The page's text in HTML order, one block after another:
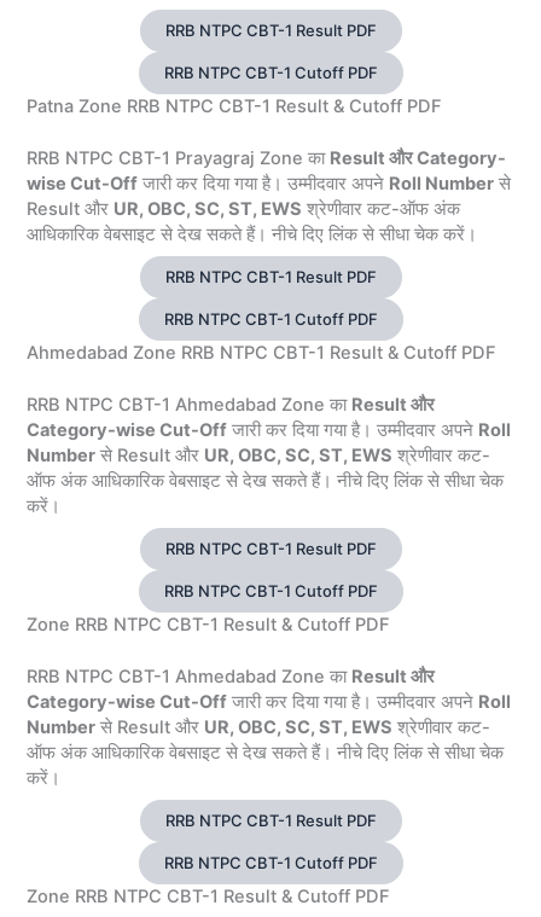
RRB NTPC CBT-1 Result PDF
RRB NTPC CBT-1 Cutoff PDF
Patna Zone RRB NTPC CBT-1 Result & Cutoff PDF
RRB NTPC CBT-1 Prayagraj Zone का Result और Category-
wise Cut-Off जारी कर दिया गया है। उम्मीदवार अपने Roll Number से
Result और UR, OBC, SC, ST, EWS श्रेणीवार कट-ऑफ अंक
आधिकारिक वेबसाइट से देख सकते हैं। नीचे दिए लिंक से सीधा चेक करें।
RRB NTPC CBT-1 Result PDF
RRB NTPC CBT-1 Cutoff PDF
Ahmedabad Zone RRB NTPC CBT-1 Result & Cutoff PDF
RRB NTPC CBT-1 Ahmedabad Zone का Result और
Category-wise Cut-Off जारी कर दिया गया है। उम्मीदवार अपने Roll
Number से Result और UR, OBC, SC, ST, EWS श्रेणीवार कट-
ऑफ अंक आधिकारिक वेबसाइट से देख सकते हैं। नीचे दिए लिंक से सीधा चेक
करें।
RRB NTPC CBT-1 Result PDF
RRB NTPC CBT-1 Cutoff PDF
Zone RRB NTPC CBT-1 Result & Cutoff PDF
RRB NTPC CBT-1 Ahmedabad Zone का Result और
Category-wise Cut-Off जारी कर दिया गया है। उम्मीदवार अपने Roll
Number से Result और UR, OBC, SC, ST, EWS श्रेणीवार कट-
ऑफ अंक आधिकारिक वेबसाइट से देख सकते हैं। नीचे दिए लिंक से सीधा चेक
करें।
RRB NTPC CBT-1 Result PDF
RRB NTPC CBT-1 Cutoff PDF
Zone RRB NTPC CBT-1 Result & Cutoff PDF